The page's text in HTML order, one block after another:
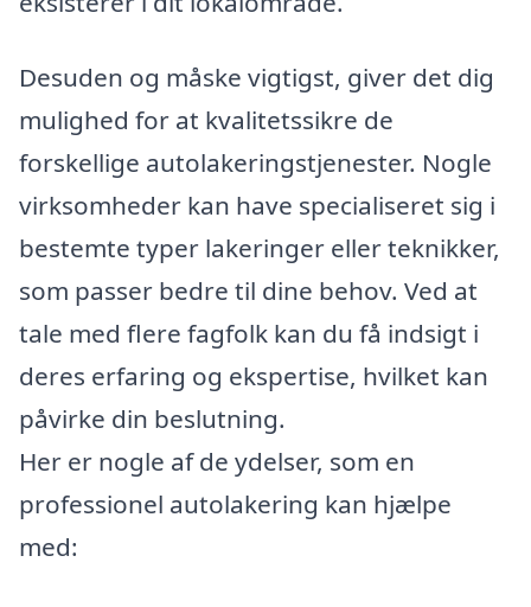
Desuden og måske vigtigst, giver det dig
mulighed for at kvalitetssikre de
forskellige autolakeringstjenester. Nogle
virksomheder kan have specialiseret sig i
bestemte typer lakeringer eller teknikker,
som passer bedre til dine behov. Ved at
tale med flere fagfolk kan du få indsigt i
deres erfaring og ekspertise, hvilket kan
påvirke din beslutning.
Her er nogle af de ydelser, som en
professionel autolakering kan hjælpe
med: